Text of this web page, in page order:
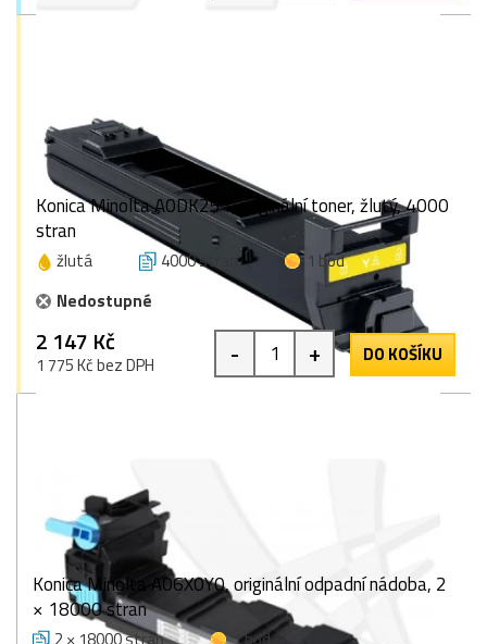
Konica Minolta A0DK251, originální toner, žlutý, 4000
stran
žlutá 4000 stran
1 bod
Nedostupné
2 147 Kč
1 775 Kč bez DPH - + DO KOŠÍKU
Konica Minolta A06X0Y0, originální odpadní nádoba, 2
× 18000 stran